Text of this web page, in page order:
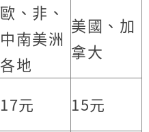
歐、非、
中南美洲
各地
美國、加
拿大
17元
15元